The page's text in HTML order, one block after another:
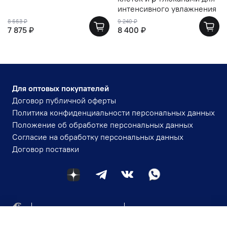
8 663 ₽
7 875 ₽
интенсивного увлажнения
9 240 ₽
8 400 ₽
+7 (984) 143-30-84
igmavlad@yandex.ru
Для оптовых покупателей
Договор публичной оферты
Политика конфиденциальности персональных данных
Положение об обработке персональных данных
Согласие на обработку персональных данных
Договор поставки